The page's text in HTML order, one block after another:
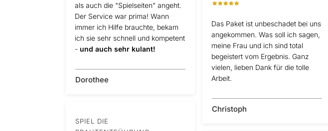
als auch die "Spielseiten" angeht.
Der Service war prima! Wann
immer ich Hilfe brauchte, bekam
ich sie sehr schnell und kompetent
- und auch sehr kulant!
Dorothee
Das Paket ist unbeschadet bei uns
angekommen. Was soll ich sagen,
meine Frau und ich sind total
begeistert vom Ergebnis. Ganz
vielen, lieben Dank für die tolle
Arbeit.
Christoph
SPIEL DIE